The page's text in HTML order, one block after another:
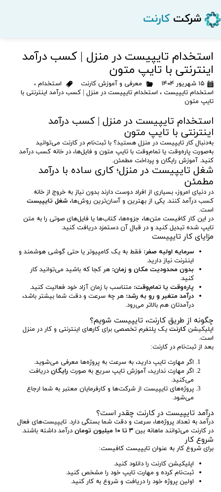
شرکت کارنت
استخدام تایپیست در منزل | کسب درآمد
اینترنتی با تایپ متون
۱۵ شهریور ۱۴۰۴ معرفی و آموزش کارنت استخدام ،
استخدام تایپیست ، استخدام تایپیست در منزل | کسب درآمد اینترنتی با
تایپ متون
استخدام تایپیست در منزل | کسب درآمد
اینترنتی با تایپ متون
به‌دنبال کار تایپیست در منزل هستید؟ با ثبت‌نام در کارنت می‌توانید
به‌صورت پاره‌وقت یا تمام‌وقت با تایپ متون و فایل‌ها، در خانه کسب درآمد
کنید. آموزش رایگان و پرداخت مطمئن.
شغل تایپیست در منزل؛ کاری ساده با درآمد
مطمئن
در دنیای امروز، بسیاری از افراد دوست دارند بدون نیاز به خروج از خانه
کسب درآمد کنند. یکی از بهترین و آسان‌ترین روش‌ها، شغل تایپیست
است.
در این کار کافیست متن‌ها، جزوه‌ها، کتاب‌ها یا فایل‌های صوتی را به متن
تایپ شده تبدیل کنید و در قبال آن دستمزد دریافت کنید.
مزایای کار تایپیست
سرمایه اولیه صفر: فقط به یک کامپیوتر یا حتی گوشی هوشمند و
اینترنت نیاز دارید.
بدون محدودیت مکان و زمان: هر کجا که باشید می‌توانید کار
کنید.
پاره‌وقت یا تمام‌وقت: متناسب با زمان آزاد خود فعالیت کنید.
درآمد متغیر و رو به رشد: هر چه سرعت و دقت شما بیشتر باشد،
درآمدتان هم بالاتر می‌رود.
چگونه از طریق کارنت، تایپیست شویم؟
اپلیکیشن کارنت یک پلتفرم تخصصی برای کارهای اینترنتی و کار در منزل
است.
بعد از ثبت‌نام در کارنت:
اگر مهارت تایپ دارید، به سرعت به پروژه‌ها معرفی می‌شوید.
اگر مهارت ندارید، آموزش تایپ سریع به صورت رایگان دریافت
می‌کنید.
پروژه‌های تایپیست از شرکت‌ها و کارفرمایان معتبر به شما ارجاع
می‌شود.
درآمد تایپیست در کارنت چقدر است؟
درآمد به تعداد پروژه‌ها، سرعت و دقت شما بستگی دارد. تایپیست‌های فعال
در کارنت می‌توانند ماهانه بین ۳ تا ۱۰ میلیون تومان درآمد داشته باشند.
شروع کار
برای شروع کار به عنوان تایپیست کافیست:
اپلیکیشن کارنت را دانلود کنید.
ثبت‌نام کرده و مهارت تایپ خود را مشخص کنید.
اولین پروژه خود را دریافت و شروع به کار کنید.